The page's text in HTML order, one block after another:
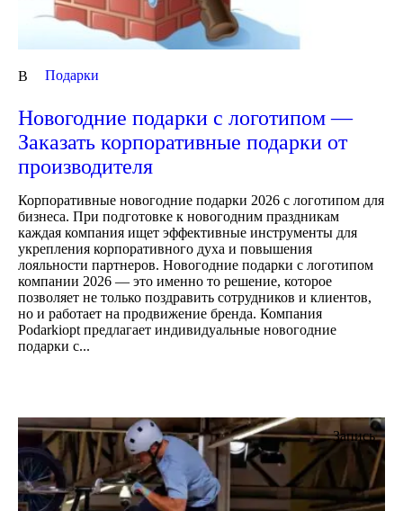
В Подарки
Новогодние подарки с логотипом —
Заказать корпоративные подарки от
производителя
Корпоративные новогодние подарки 2026 с логотипом для
бизнеса. При подготовке к новогодним праздникам
каждая компания ищет эффективные инструменты для
укрепления корпоративного духа и повышения
лояльности партнеров. Новогодние подарки с логотипом
компании 2026 — это именно то решение, которое
позволяет не только поздравить сотрудников и клиентов,
но и работает на продвижение бренда. Компания
Podarkiopt предлагает индивидуальные новогодние
подарки с...
Запись